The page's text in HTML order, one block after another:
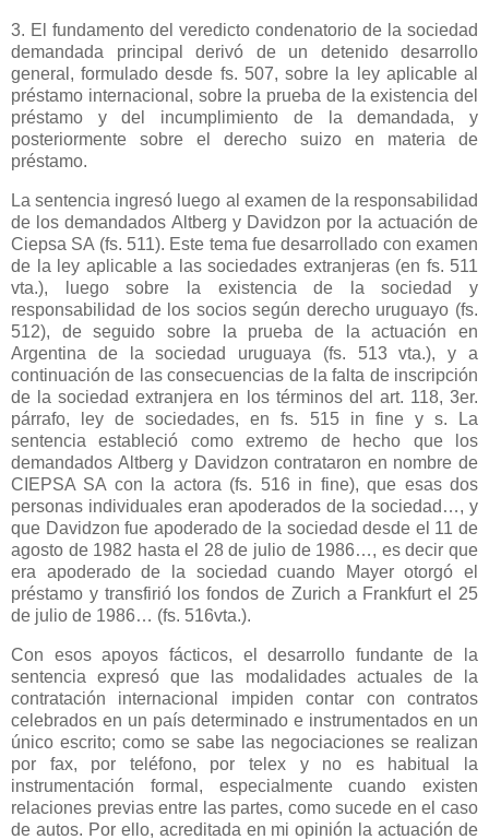
3. El fundamento del veredicto condenatorio de la sociedad
demandada principal derivó de un detenido desarrollo
general, formulado desde fs. 507, sobre la ley aplicable al
préstamo internacional, sobre la prueba de la existencia del
préstamo y del incumplimiento de la demandada, y
posteriormente sobre el derecho suizo en materia de
préstamo.
La sentencia ingresó luego al examen de la responsabilidad
de los demandados Altberg y Davidzon por la actuación de
Ciepsa SA (fs. 511). Este tema fue desarrollado con examen
de la ley aplicable a las sociedades extranjeras (en fs. 511
vta.), luego sobre la existencia de la sociedad y
responsabilidad de los socios según derecho uruguayo (fs.
512), de seguido sobre la prueba de la actuación en
Argentina de la sociedad uruguaya (fs. 513 vta.), y a
continuación de las consecuencias de la falta de inscripción
de la sociedad extranjera en los términos del art. 118, 3er.
párrafo, ley de sociedades, en fs. 515 in fine y s. La
sentencia estableció como extremo de hecho que los
demandados Altberg y Davidzon contrataron en nombre de
CIEPSA SA con la actora (fs. 516 in fine), que esas dos
personas individuales eran apoderados de la sociedad…, y
que Davidzon fue apoderado de la sociedad desde el 11 de
agosto de 1982 hasta el 28 de julio de 1986…, es decir que
era apoderado de la sociedad cuando Mayer otorgó el
préstamo y transfirió los fondos de Zurich a Frankfurt el 25
de julio de 1986… (fs. 516vta.).
Con esos apoyos fácticos, el desarrollo fundante de la
sentencia expresó que las modalidades actuales de la
contratación internacional impiden contar con contratos
celebrados en un país determinado e instrumentados en un
único escrito; como se sabe las negociaciones se realizan
por fax, por teléfono, por telex y no es habitual la
instrumentación formal, especialmente cuando existen
relaciones previas entre las partes, como sucede en el caso
de autos. Por ello, acreditada en mi opinión la actuación de